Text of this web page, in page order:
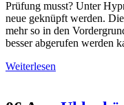
Prüfung musst? Unter
neue geknüpft werden.
mehr so in den
besser abgerufen werden
Weiterlesen